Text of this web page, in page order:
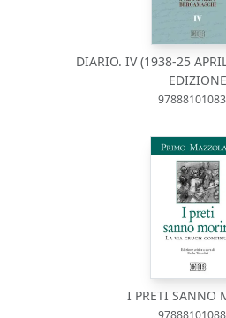
DIARIO. IV (1938-25
EDIZIONE
I PRETI SANNO